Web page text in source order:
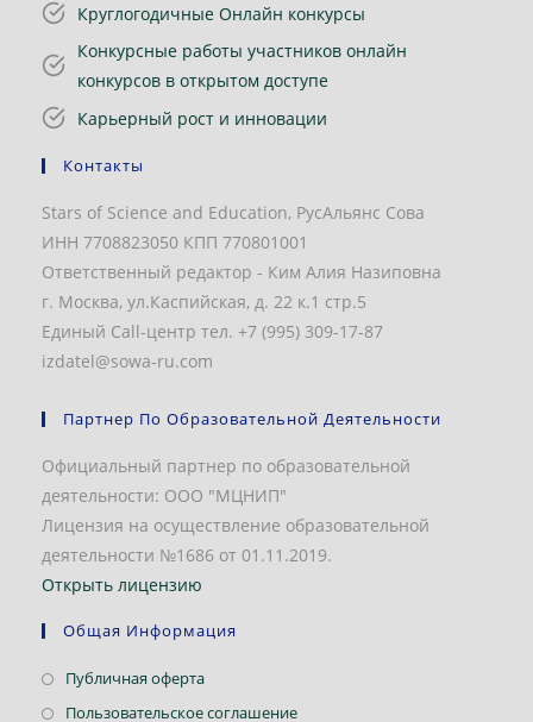
Круглогодичные Онлайн конкурсы
Конкурсные работы участников онлайн
конкурсов в открытом доступе
Карьерный рост и инновации
Контакты
Stars of Science and Education, РусАльянс Сова
ИНН 7708823050 КПП 770801001
Ответственный редактор - Ким Алия Назиповна
г. Москва, ул.Каспийская, д. 22 к.1 стр.5
Единый Call-центр тел. +7 (995) 309-17-87
izdatel@sowa-ru.com
Партнер По Образовательной Деятельности
Официальный партнер по образовательной
деятельности: ООО "МЦНИП"
Лицензия на осуществление образовательной
деятельности №1686 от 01.11.2019.
Открыть лицензию
Общая Информация
Публичная офертаОткроется
в
Пользовательское соглашениеОткроется